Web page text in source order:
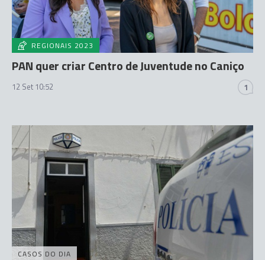
REGIONAIS 2023
PAN quer criar Centro de Juventude no Caniço
12 Set 10:52 1
CASOS DO DIA